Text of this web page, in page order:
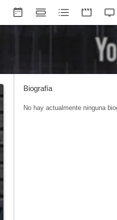
Biografía
No hay actualmente ninguna